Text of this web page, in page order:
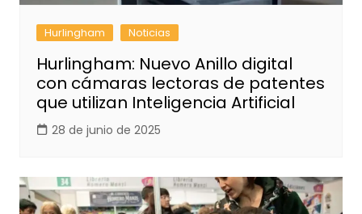
Hurlingham Noticias
Hurlingham: Nuevo Anillo digital
con cámaras lectoras de patentes
que utilizan Inteligencia Artificial
28 de junio de 2025